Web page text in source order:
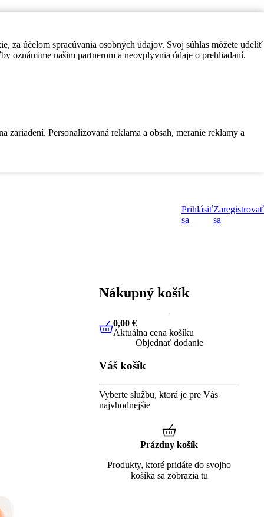
za účelom spracúvania osobných údajov. Svoj súhlas môžete udeliť
oznámime našim partnerom a neovplyvnia údaje o prehliadaní.
Personalizovaná reklama a obsah, meranie reklamy a
Prihlásiť
sa
Zaregistrovať
sa
Nákupný košík
0,00 €Aktuálna cena košíku
0,00 €
Aktuálna cena košíku
Objednať dodanie
Váš košík
Vyberte službu, ktorá je pre Vás
najvhodnejšie
Prázdny košík
Produkty, ktoré pridáte do svojho
košíka sa zobrazia tu